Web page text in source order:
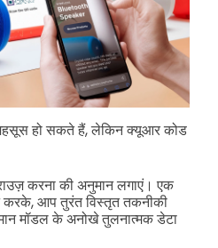
हो सकते हैं, लेकिन क्यूआर कोड
करना की अनुमान लगाएं। एक
करके, आप तुरंत विस्तृत तकनीकी
मॉडल के अनोखे तुलनात्मक डेटा